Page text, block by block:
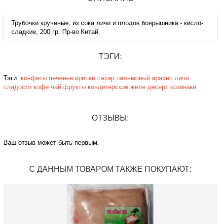
Трубочки крученые, из сока личи и плодов боярышника - кисло-
сладкие, 200 гр. Пр-во Китай.
ТЭГИ:
Тэги: конфеты печенье ириски сахар пальмовый арахис личи
сладости кофе чай фрукты кондитерские желе десерт козинаки
ОТЗЫВЫ:
Ваш отзыв может быть первым.
С ДАННЫМ ТОВАРОМ ТАКЖЕ ПОКУПАЮТ: